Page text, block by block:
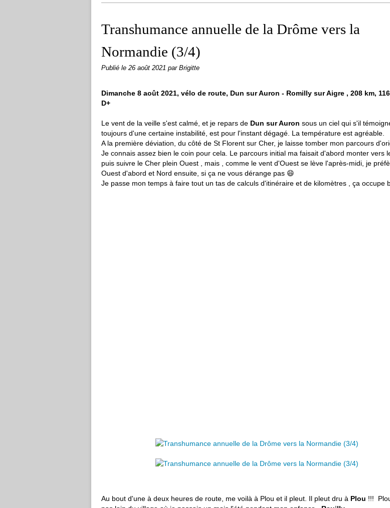
Transhumance annuelle de la Drôme vers la
Normandie (3/4)
Publié le 26 août 2021 par Brigitte
Dimanche 8 août 2021, vélo de route, Dun sur Auron - Romilly sur Aigre , 208 km,
D+
Le vent de la veille s'est calmé, et je repars de Dun sur Auron sous un ciel qui s'il
toujours d'une certaine instabilité, est pour l'instant dégagé. La température est agréable.
A la première déviation, du côté de St Florent sur Cher, je laisse tomber mon parcours
Je connais assez bien le coin pour cela. Le parcours initial ma faisait d'abord monter vers
puis suivre le Cher plein Ouest , mais , comme le vent d'Ouest se lève l'après-midi, je
Ouest d'abord et Nord ensuite, si ça ne vous dérange pas 😄
Je passe mon temps à faire tout un tas de calculs d'itinéraire et de kilomètres , ça occupe
Au bout d'une à deux heures de route, me voilà à Plou et il pleut. Il pleut dru à Plou !!!